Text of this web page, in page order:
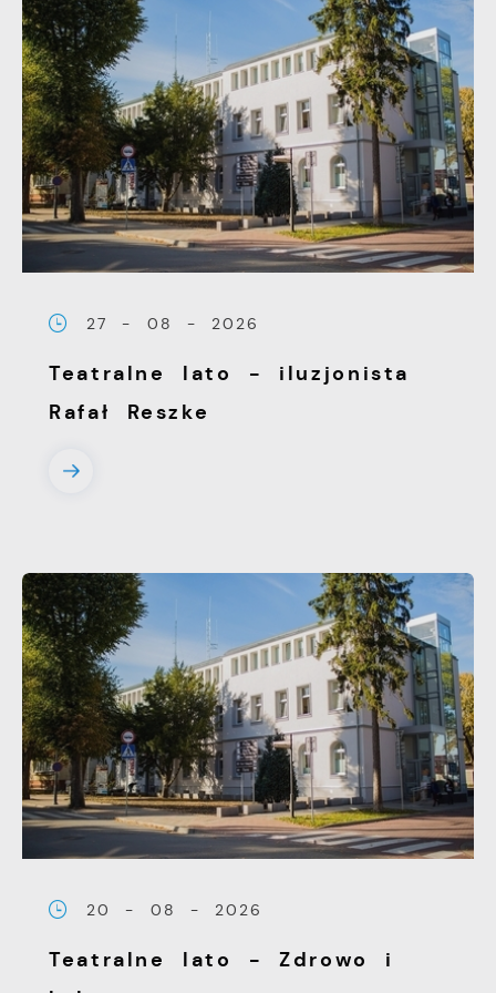
27 - 08 - 2026
Teatralne lato - iluzjonista
Rafał Reszke
20 - 08 - 2026
Teatralne lato - Zdrowo i